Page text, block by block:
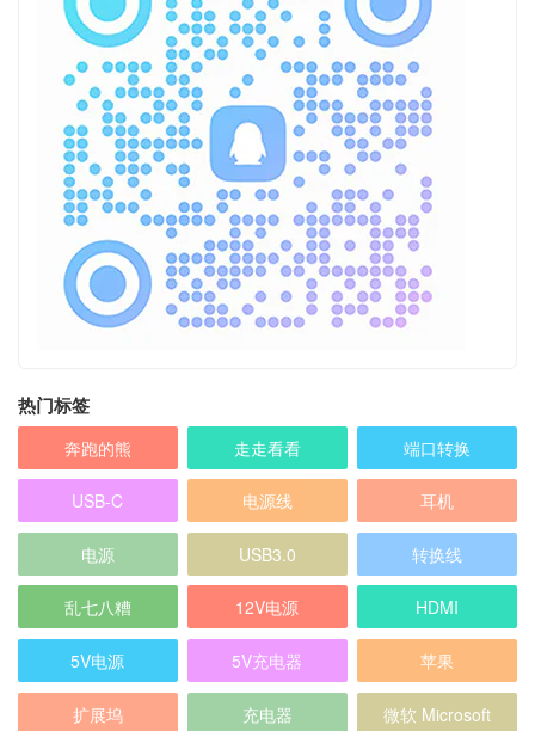
热门标签
奔跑的熊 走走看看 端口转换
USB-C 电源线 耳机
电源 USB3.0 转换线
乱七八糟 12V电源 HDMI
5V电源 5V充电器 苹果
扩展坞 充电器 微软 Microsoft